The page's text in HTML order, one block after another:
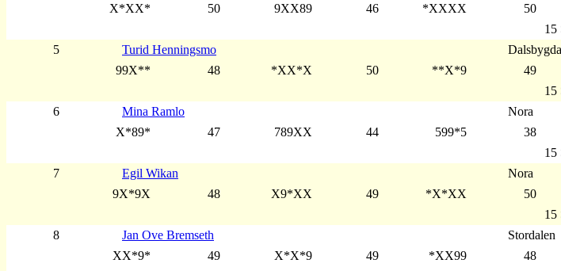
X*XX*
50 9XX89 46 *XXXX 50
15
5
Turid Henningsmo Dalsbygda
99X**
48 *XX*X 50 **X*9 49
15
6
Mina Ramlo Nora
X*89*
47 789XX 44 599*5 38
15
7
Egil Wikan Nora
9X*9X
48 X9*XX 49 *X*XX 50
15
8
Jan Ove Bremseth Stordalen
XX*9*
49 X*X*9 49 *XX99 48